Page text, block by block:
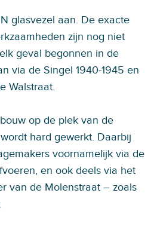
glasvezel aan. De exacte
zijn nog niet
geval begonnen in de
via de Singel 1940-1945 en
Walstraat.
op de plek van de
hard gewerkt. Daarbij
voornamelijk via de
en ook deels via het
van de Molenstraat – zoals